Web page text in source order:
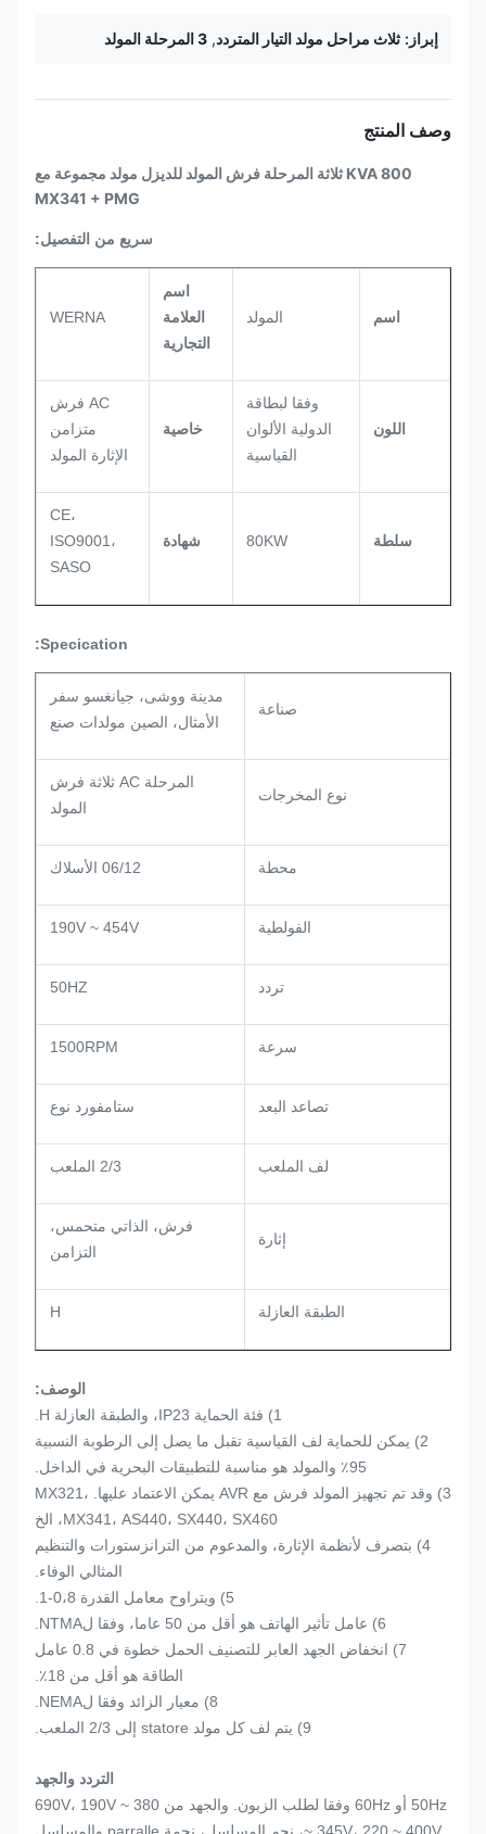
إبراز: ثلاث مراحل مولد التيار المتردد, 3 المرحلة المولد
وصف المنتج
800 KVA ثلاثة المرحلة فرش المولد للديزل مولد مجموعة مع
MX341 + PMG
سريع من التفصيل:
اسم المولد
اسم
العلامة
التجارية
WERNA
اللون
وفقا لبطاقة
الدولية الألوان
القياسية
خاصية
AC فرش
متزامن
الإثارة المولد
سلطة 80KW شهادة
CE،
ISO9001،
SASO
Specication:
صناعة
مدينة ووشى، جيانغسو سفر
الأمثال، الصين مولدات صنع
نوع المخرجات
المرحلة AC ثلاثة فرش
المولد
محطة 06/12 الأسلاك
الفولطية 190V ~ 454V
تردد 50HZ
سرعة 1500RPM
تصاعد البعد ستامفورد نوع
لف الملعب 2/3 الملعب
إثارة
فرش، الذاتي متحمس،
التزامن
الطبقة العازلة H
الوصف:
1) فئة الحماية IP23، والطبقة العازلة H.
2) يمكن للحماية لف القياسية تقبل ما يصل إلى الرطوبة النسبية
95٪ والمولد هو مناسبة للتطبيقات البحرية في الداخل.
3) وقد تم تجهيز المولد فرش مع AVR يمكن الاعتماد عليها.
MX321،
MX341، AS440، SX440، SX460، الخ
4) بتصرف لأنظمة الإثارة، والمدعوم من الترانزستورات والتنظيم
المثالي الوفاء.
5) ويتراوح معامل القدرة 0،8-1.
6) عامل تأثير الهاتف هو أقل من 50 عاما، وفقا لNTMA.
7) انخفاض الجهد العابر للتصنيف الحمل خطوة في 0.8 عامل
الطاقة هو أقل من 18٪.
8) معيار الزائد وفقا لNEMA.
9) يتم لف كل مولد statore إلى 2/3 الملعب.
التردد والجهد
50Hz أو 60Hz وفقا لطلب الزبون.
والجهد من 380 ~ 690V، 190V